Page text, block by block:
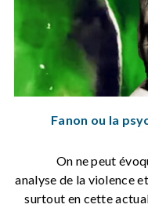
Fanon ou la
On ne peut
analyse de la violence
surtout en cette